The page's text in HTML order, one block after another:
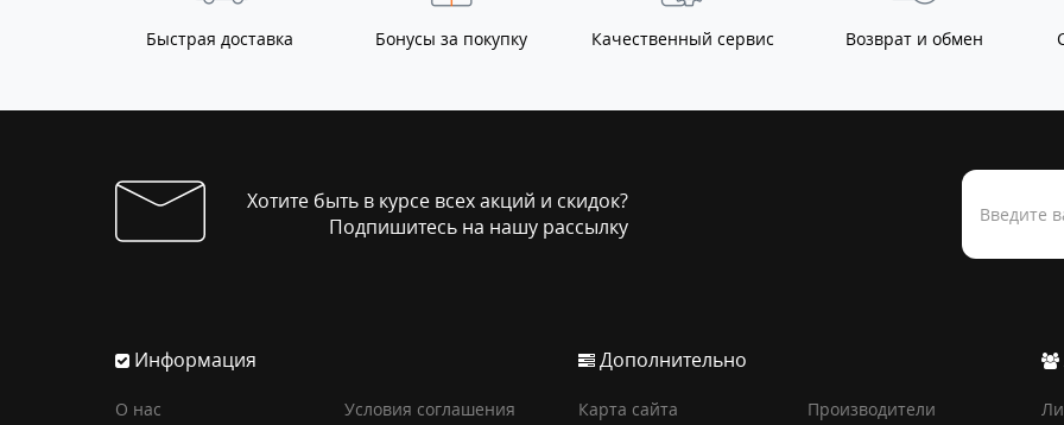
Быстрая доставка Бонусы за покупку Качественный сервис Возврат и обмен
Хотите быть в курсе всех акций и скидок?
Подпишитесь на нашу рассылку
Информация
О нас Условия соглашения
Дополнительно
Карта сайта Производители